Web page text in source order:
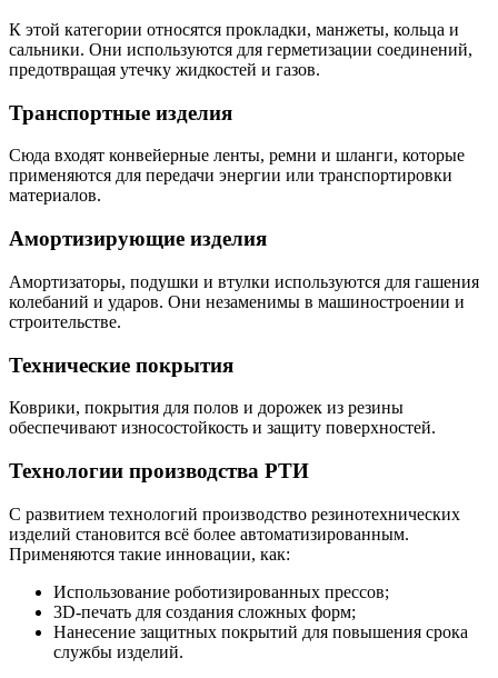
К этой категории относятся прокладки, манжеты, кольца и
сальники. Они используются для герметизации соединений,
предотвращая утечку жидкостей и газов.
Транспортные изделия
Сюда входят конвейерные ленты, ремни и шланги, которые
применяются для передачи энергии или транспортировки
материалов.
Амортизирующие изделия
Амортизаторы, подушки и втулки используются для гашения
колебаний и ударов. Они незаменимы в машиностроении и
строительстве.
Технические покрытия
Коврики, покрытия для полов и дорожек из резины
обеспечивают износостойкость и защиту поверхностей.
Технологии производства РТИ
С развитием технологий производство резинотехнических
изделий становится всё более автоматизированным.
Применяются такие инновации, как:
Использование роботизированных прессов;
3D-печать для создания сложных форм;
Нанесение защитных покрытий для повышения срока
службы изделий.